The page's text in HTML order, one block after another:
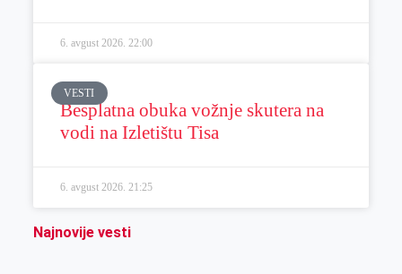
6. avgust 2026. 22:00
VESTI
Besplatna obuka vožnje skutera na
vodi na Izletištu Tisa
6. avgust 2026. 21:25
Najnovije vesti